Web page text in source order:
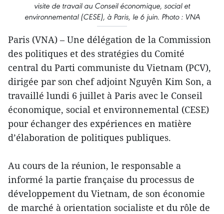
visite de travail au Conseil économique, social et
environnemental (CESE), à Paris, le 6 juin. Photo : VNA
Paris (VNA) – Une délégation de la Commission
des politiques et des stratégies du Comité
central du Parti communiste du Vietnam (PCV),
dirigée par son chef adjoint Nguyên Kim Son, a
travaillé lundi 6 juillet à Paris avec le Conseil
économique, social et environnemental (CESE)
pour échanger des expériences en matière
d’élaboration de politiques publiques.
Au cours de la réunion, le responsable a
informé la partie française du processus de
développement du Vietnam, de son économie
de marché à orientation socialiste et du rôle de